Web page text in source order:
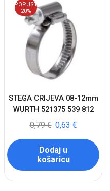
POPUST
20%
STEGA CRIJEVA 08-12mm
WURTH 521375 539 812
0,79€ 0,63 €
Dodaj u
košaricu